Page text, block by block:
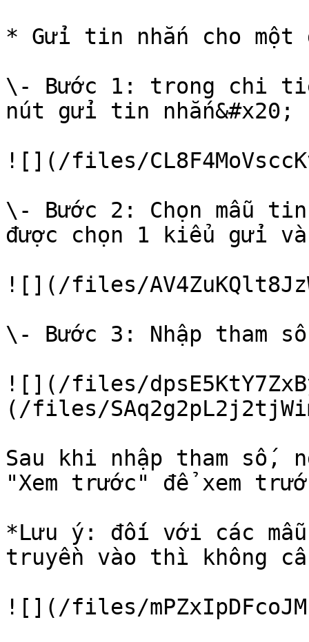
* Gửi tin nhắn cho một
\- Bước 1: trong chi
nút gửi tin nhắn&#x20;
![](/files/
\- Bước 2: Chọn mẫu
được chọn 1 kiểu gửi
![](/files/
\- Bước 3: Nhập tham
![](/files/
(/files/
Sau khi nhập tham số,
"Xem trước" để xem
*Lưu ý: đối với các
truyền vào thì không
![](/files/